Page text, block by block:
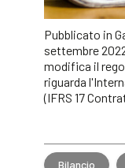
Pubblicato in
settembre
modifica il
riguarda
(IFRS 17
Bilancio